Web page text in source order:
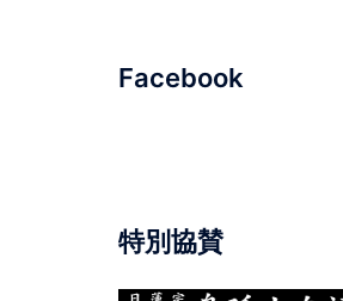
Facebook
特別協賛